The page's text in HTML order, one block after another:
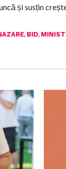
și susțin
, BID,